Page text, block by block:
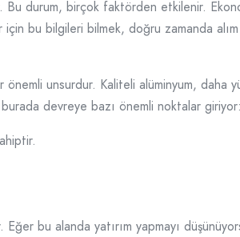
durum, birçok faktörden etkilenir.
bu bilgileri bilmek, doğru zamanda
unsurdur. Kaliteli alüminyum, daha
devreye bazı önemli noktalar giriyor:
bu alanda yatırım yapmayı